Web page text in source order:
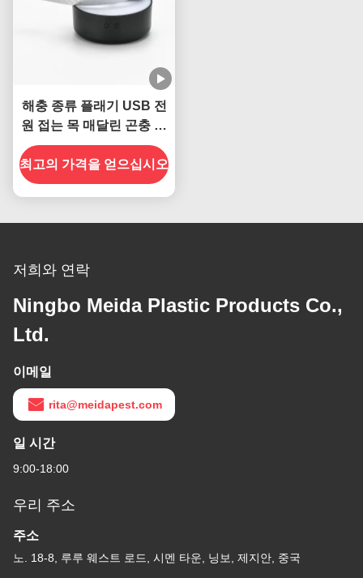
해충 종류 플래기 USB 전
원 접는 목 매달린 곤충 퇴
적기 테이블용 팬
최고의 가격을 얻으십시오
저희와 연락
Ningbo Meida Plastic Products Co.,
Ltd.
이메일
rita@meidapest.com
일 시간
9:00-18:00
우리 주소
주소
노. 18-8, 루루 웨스트 로드, 시멘 타운, 닝보, 제지안, 중국